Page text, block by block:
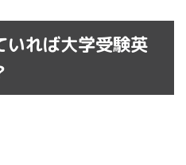
いれば大学受験英